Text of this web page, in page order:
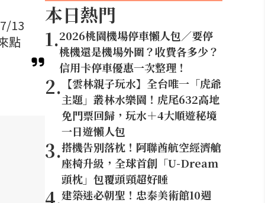
13
點
本日熱門
1.2026桃園機場停車懶人包／要停
桃機還是機場外圍？收費各多少？
信用卡停車優惠一次整理！
2. 【雲林親子玩水】全台唯一「虎爺
主題」叢林水樂園！虎尾632高地
免門票回歸，玩水＋4大順遊秘境
一日遊懶人包
3.搭機告別落枕！阿聯酋航空經濟艙
座椅升級，全球首創「U-Dream
頭枕」包覆頭頸超好睡
4.建築迷必朝聖！忠泰美術館10週